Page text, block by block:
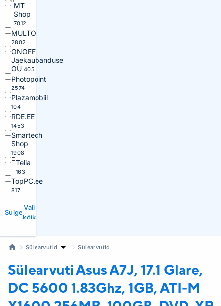
MT
Shop
7012
MULTO
2802
ONOFF
Jaekaubanduse
OÜ 405
Photopoint
2574
Plazamobiil
104
RDE.EE
1453
Smartech
Shop
1908
Telia
163
TopPC.ee
817
Sulge
Vali
kõik
Sülearvutid Sülearvutid
Sülearvuti AsusA7J, 17.1 Glare,
DC 5600 1.83Ghz, 1GB, ATI-M